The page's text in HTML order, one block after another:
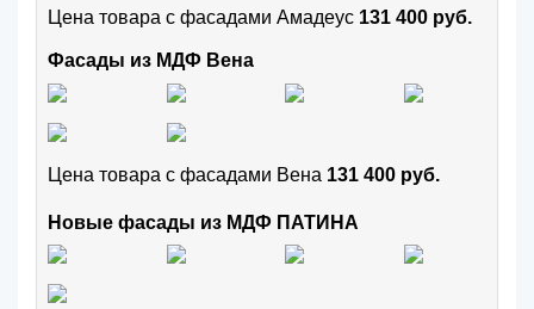
Цена товара с фасадами Амадеус 131 400 руб.
Фасады из МДФ Вена
Цена товара с фасадами Вена 131 400 руб.
Новые фасады из МДФ ПАТИНА